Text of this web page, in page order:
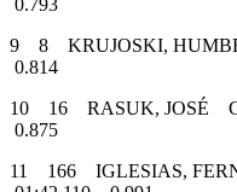
9 8 KRUJOSKI,
0.814
10 16 RASUK, JOSÉ
0.875
11 166 IGLESIAS,